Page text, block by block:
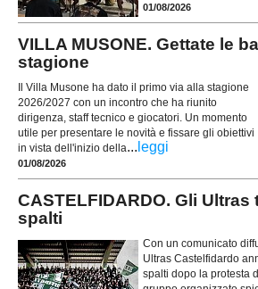
01/08/2026
VILLA MUSONE. Gettate le
stagione
Il Villa Musone ha dato il primo via alla stagione
2026/2027 con un incontro che ha riunito
dirigenza, staff tecnico e giocatori. Un momento
utile per presentare le novità e fissare gli obiettivi
in vista dell'inizio della... leggi
01/08/2026
CASTELFIDARDO. Gli
spalti
Con un comunicato
Ultras Castelfidardo
spalti dopo la protesta